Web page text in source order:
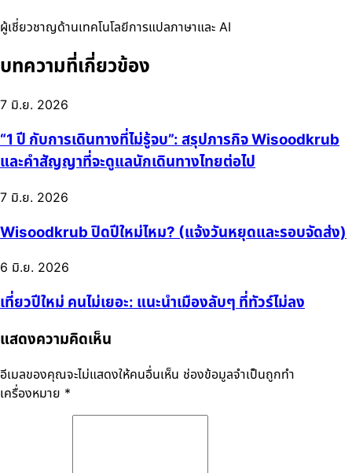
ผู้เชี่ยวชาญด้านเทคโนโลยีการแปลภาษาและ AI
บทความที่เกี่ยวข้อง
7 มิ.ย. 2026
“1 ปี กับการเดินทางที่ไม่รู้จบ”: สรุปภารกิจ Wisoodkrub
และคำสัญญาที่จะดูแลนักเดินทางไทยต่อไป
7 มิ.ย. 2026
Wisoodkrub ปิดปีใหม่ไหม? (แจ้งวันหยุดและรอบจัดส่ง)
6 มิ.ย. 2026
เที่ยวปีใหม่ คนไม่เยอะ: แนะนำเมืองลับๆ ที่ทัวร์ไม่ลง
แสดงความคิดเห็น
อีเมลของคุณจะไม่แสดงให้คนอื่นเห็น ช่องข้อมูลจำเป็นถูกทำ
เครื่องหมาย *